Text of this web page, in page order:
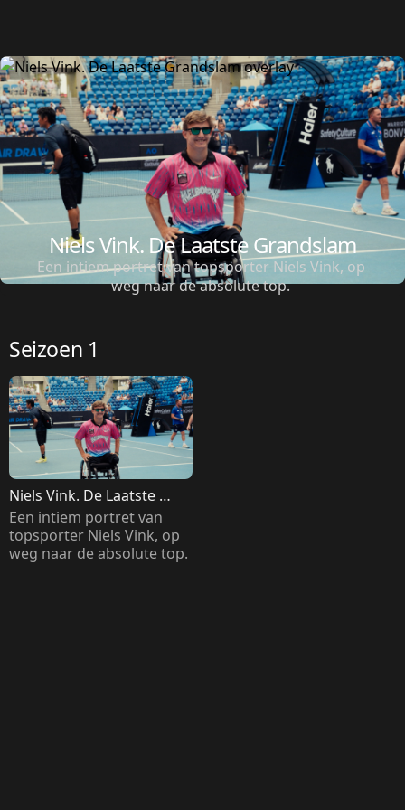
Niels Vink. De Laatste Grandslam
Een intiem portret van topsporter Niels Vink, op
weg naar de absolute top.
Seizoen 1
Niels Vink. De Laatste
Grandslam
Een intiem portret van
topsporter Niels Vink, op